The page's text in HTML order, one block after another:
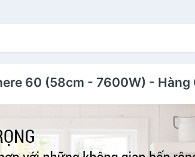
60 (58cm - 7600W) - Hàng